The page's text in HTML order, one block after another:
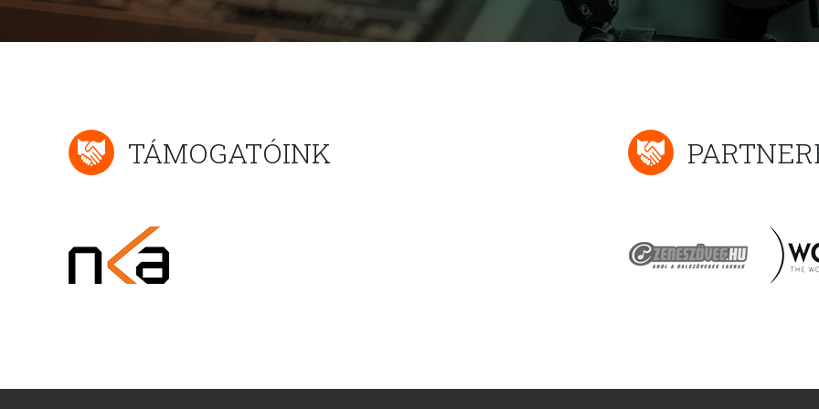
TÁMOGATÓINK